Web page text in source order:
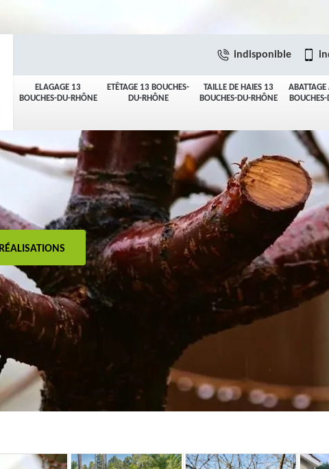
ELAGAGE 13
BOUCHES-DU-RHÔNE
ETÊTAGE 13 BOUCHES-
DU-RHÔNE
TAILLE DE HAIES 13
BOUCHES-DU-RHÔNE
ABATTAGE
indisponible
RÉALISATIONS